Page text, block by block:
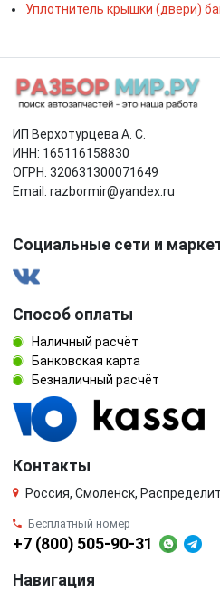
Уплотнитель крышки (двери)
ИП Верхотурцева А. С.
ИНН: 165116158830
ОГРН: 320631300071649
Email: razbormir@yandex.ru
Социальные сети и
Способ оплаты
Наличный расчёт
Банковская карта
Безналичный расчёт
Контакты
Россия, Смоленск,
Бесплатный номер
+7 (800) 505-90-31
Навигация